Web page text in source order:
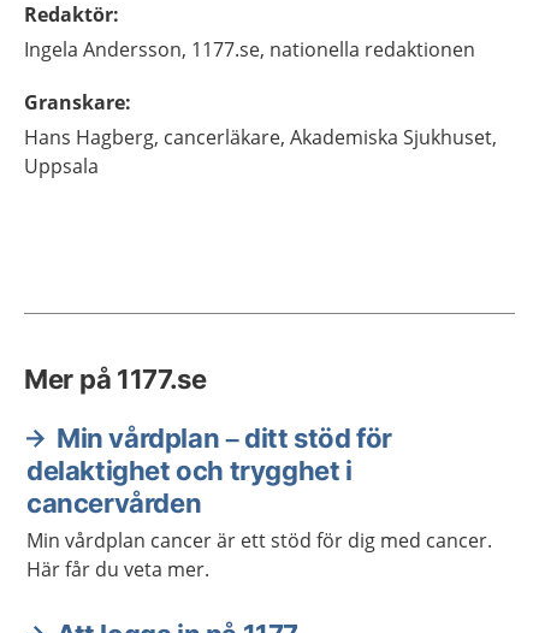
Redaktör:
Ingela Andersson, 1177.se, nationella redaktionen
Granskare:
Hans Hagberg, cancerläkare, Akademiska Sjukhuset,
Uppsala
Mer på 1177.se
Min vårdplan – ditt stöd för
delaktighet och trygghet i
cancervården
Min vårdplan cancer är ett stöd för dig med cancer.
Här får du veta mer.